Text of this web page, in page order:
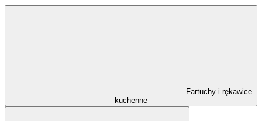
Fartuchy i rękawice
kuchenne